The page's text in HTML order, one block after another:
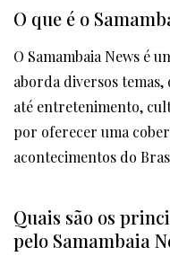
O que é o
O Samambaia News é
aborda diversos temas,
até entretenimento,
por oferecer uma
acontecimentos do
Quais são os
pelo Samambaia